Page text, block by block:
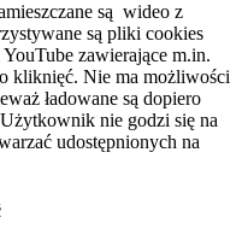
są wideo z
są pliki cookies
zawierające m.in.
kliknięć. Nie ma możliwości
ładowane są dopiero
nie godzi się na
udostępnionych na